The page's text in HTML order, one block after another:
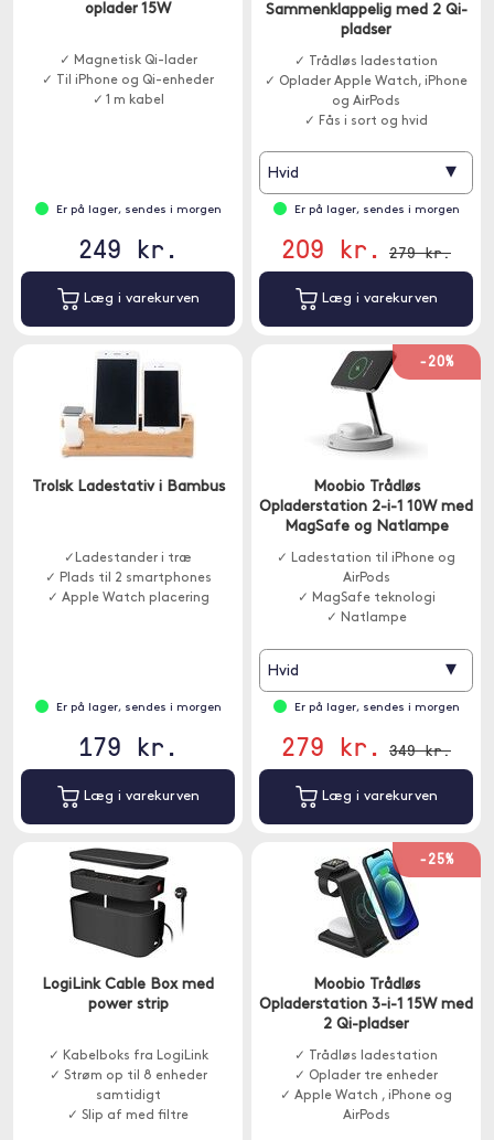
oplader 15W
✓ Magnetisk Qi-lader
✓ Til iPhone og Qi-enheder
✓ 1 m kabel
Er på lager, sendes i morgen
249 kr.
Læg i varekurven
Sammenklappelig med 2 Qi-
pladser
✓ Trådløs ladestation
✓ Oplader Apple Watch, iPhone
og AirPods
✓ Fås i sort og hvid
Hvid ▾
Er på lager, sendes i morgen
209 kr. 279 kr.
Læg i varekurven
Trolsk Ladestativ i Bambus
✓Ladestander i træ
✓ Plads til 2 smartphones
✓ Apple Watch placering
Er på lager, sendes i morgen
179 kr.
Læg i varekurven
-20%
Moobio Trådløs
Opladerstation 2-i-1 10W med
MagSafe og Natlampe
✓ Ladestation til iPhone og
AirPods
✓ MagSafe teknologi
✓ Natlampe
Hvid ▾
Er på lager, sendes i morgen
279 kr. 349 kr.
Læg i varekurven
LogiLink Cable Box med
power strip
✓ Kabelboks fra LogiLink
✓ Strøm op til 8 enheder
samtidigt
✓ Slip af med filtre
-25%
Moobio Trådløs
Opladerstation 3-i-1 15W med
2 Qi-pladser
✓ Trådløs ladestation
✓ Oplader tre enheder
✓ Apple Watch , iPhone og
AirPods